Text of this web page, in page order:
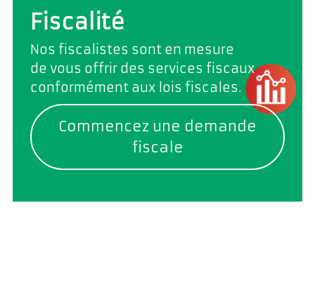
Fiscalité
Nos fiscalistes sont en mesure
de vous offrir des services fiscaux
conformément aux lois fiscales.
Commencez une demande
fiscale